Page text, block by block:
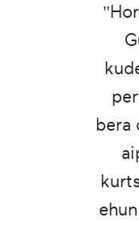
bera